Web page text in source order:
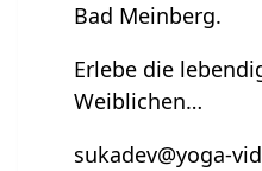
Bad Meinberg.
Erlebe die
Weiblichen…
sukadev@yoga-